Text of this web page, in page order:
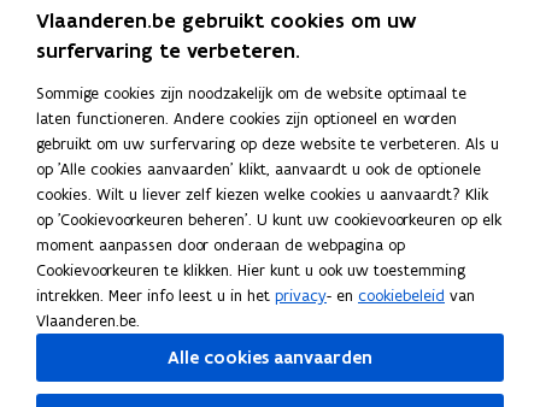
Schrijf je in
Thema's
Taaladviezen
Spellingregels
Tips voor duidelijke taal
Bekijk ook
Spellingtests
Boek- en webwijzer
Vlaanderen.be gebruikt cookies om uw
surfervaring te verbeteren.
Sommige cookies zijn noodzakelijk om de website optimaal te
laten functioneren. Andere cookies zijn optioneel en worden
gebruikt om uw surfervaring op deze website te verbeteren. Als u
op 'Alle cookies aanvaarden' klikt, aanvaardt u ook de optionele
cookies. Wilt u liever zelf kiezen welke cookies u aanvaardt? Klik
op 'Cookievoorkeuren beheren'. U kunt uw cookievoorkeuren op elk
moment aanpassen door onderaan de webpagina op
Cookievoorkeuren te klikken. Hier kunt u ook uw toestemming
intrekken. Meer info leest u in het privacy- en cookiebeleid van
Vlaanderen.be.
Alle cookies aanvaarden